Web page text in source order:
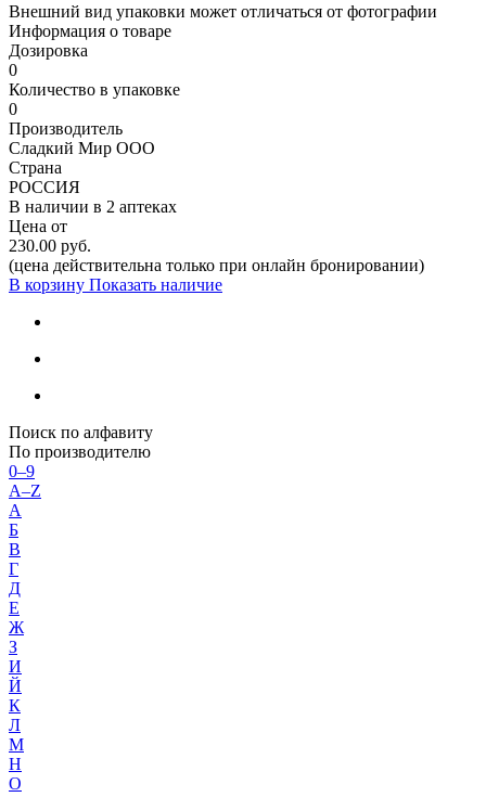
Внешний вид упаковки может отличаться от фотографии
Информация о товаре
Дозировка
0
Количество в упаковке
0
Производитель
Сладкий Мир ООО
Страна
РОССИЯ
В наличии в 2 аптеках
Цена от
230.00 руб.
(цена действительна только при онлайн бронировании)
В корзину Показать наличие
Поиск по алфавиту
По производителю
0–9
A–Z
А
Б
В
Г
Д
Е
Ж
З
И
Й
К
Л
М
Н
О